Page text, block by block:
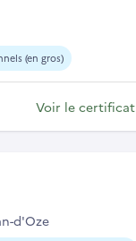
(en gros)
Voir le certificat
d'Oze